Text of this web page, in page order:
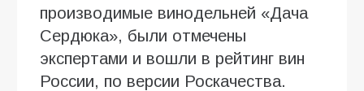
производимые винодельней «Дача
Сердюка», были отмечены
экспертами и вошли в рейтинг вин
России, по версии Роскачества.